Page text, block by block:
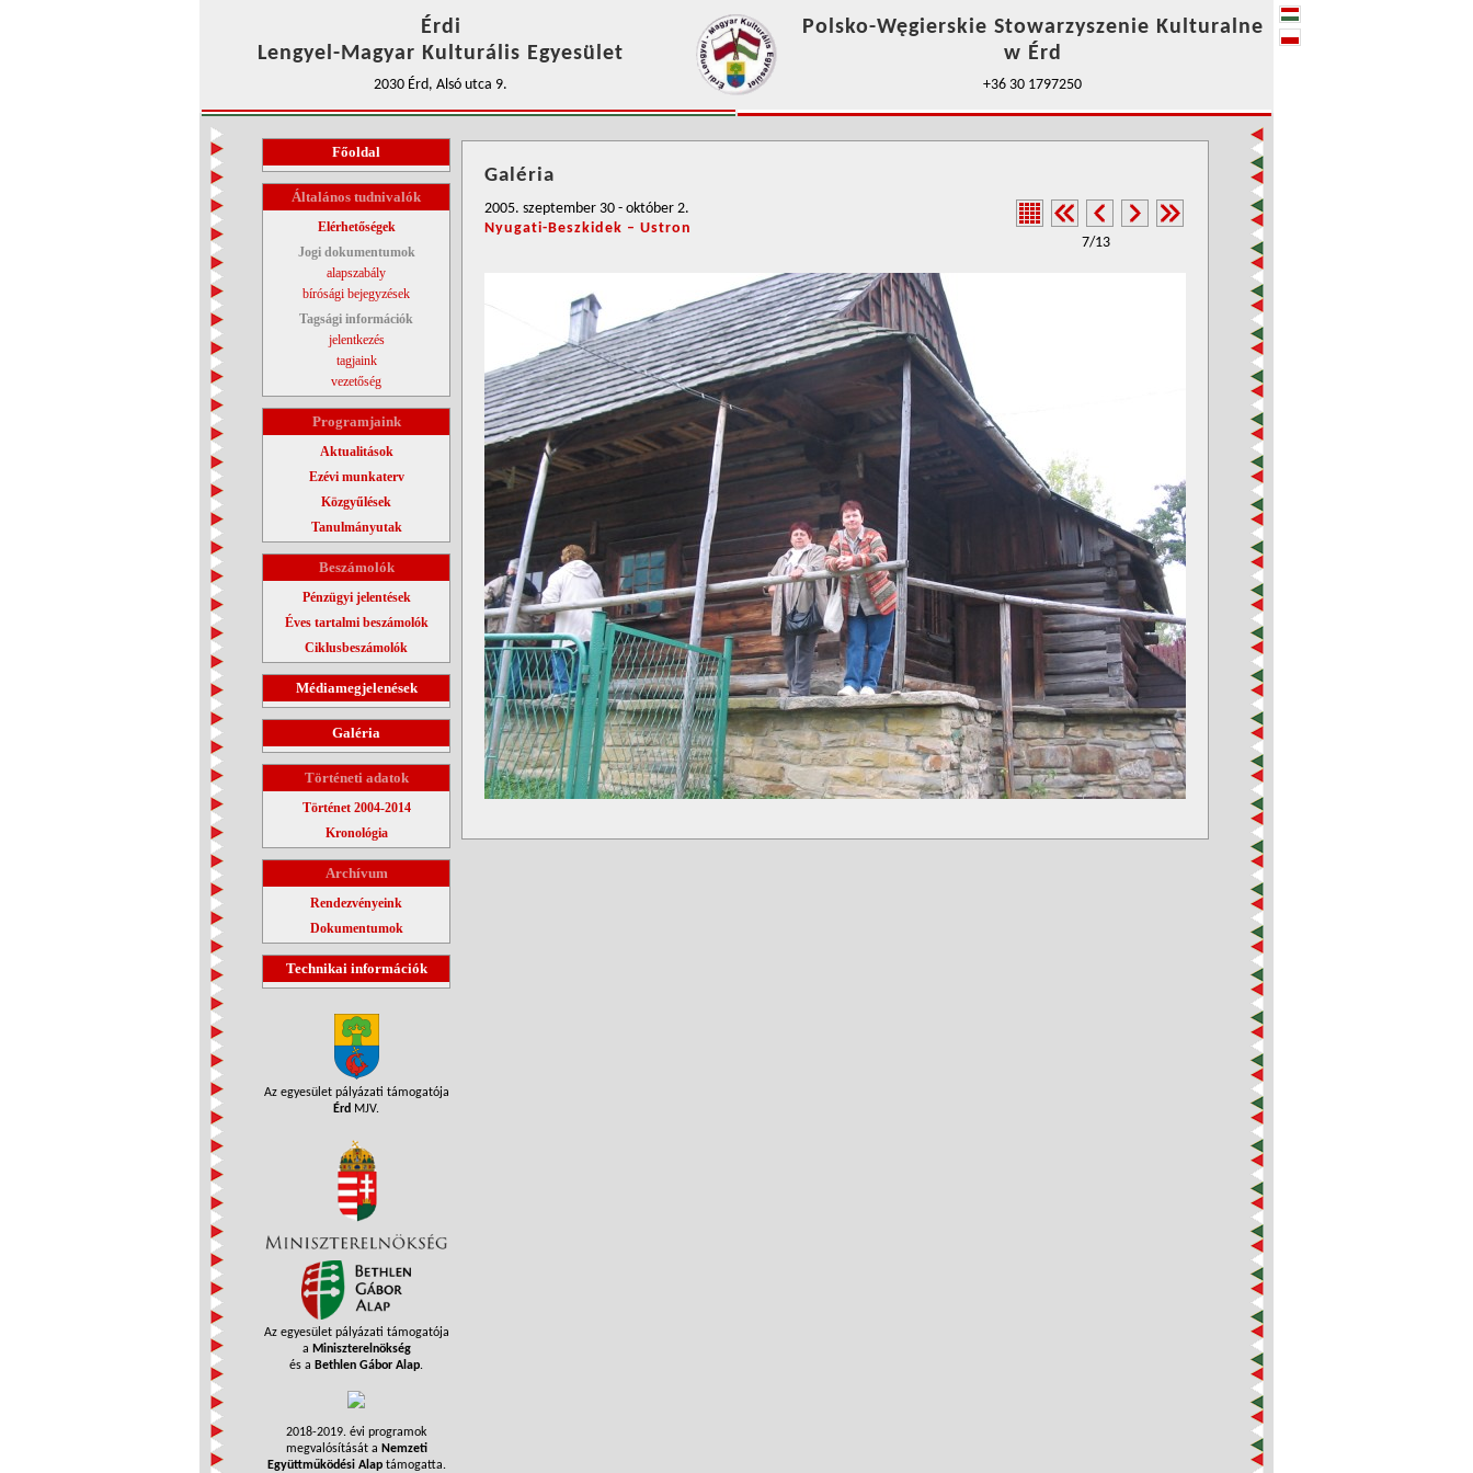
Érdi
Lengyel-Magyar Kulturális Egyesület
2030 Érd, Alsó utca 9.
Polsko-Węgierskie Stowarzyszenie Kulturalne
w Érd
+36 30 1797250
Főoldal
Általános tudnivalók
Elérhetőségek
Jogi dokumentumok
alapszabály
bírósági bejegyzések
Tagsági információk
jelentkezés
tagjaink
vezetőség
Programjaink
Aktualitások
Ezévi munkaterv
Közgyűlések
Tanulmányutak
Beszámolók
Pénzügyi jelentések
Éves tartalmi beszámolók
Ciklusbeszámolók
Médiamegjelenések
Galéria
Történeti adatok
Történet 2004-2014
Kronológia
Archívum
Rendezvényeink
Dokumentumok
Technikai információk
Az egyesület pályázati támogatója
Érd MJV.
Az egyesület pályázati támogatója
a Miniszterelnökség
és a Bethlen Gábor Alap.
2018-2019. évi programok
megvalósítását a Nemzeti
Együttműködési Alaptámogatta.
Galéria
2005. szeptember 30 - október 2.
Nyugati-Beszkidek – Ustron
7/13